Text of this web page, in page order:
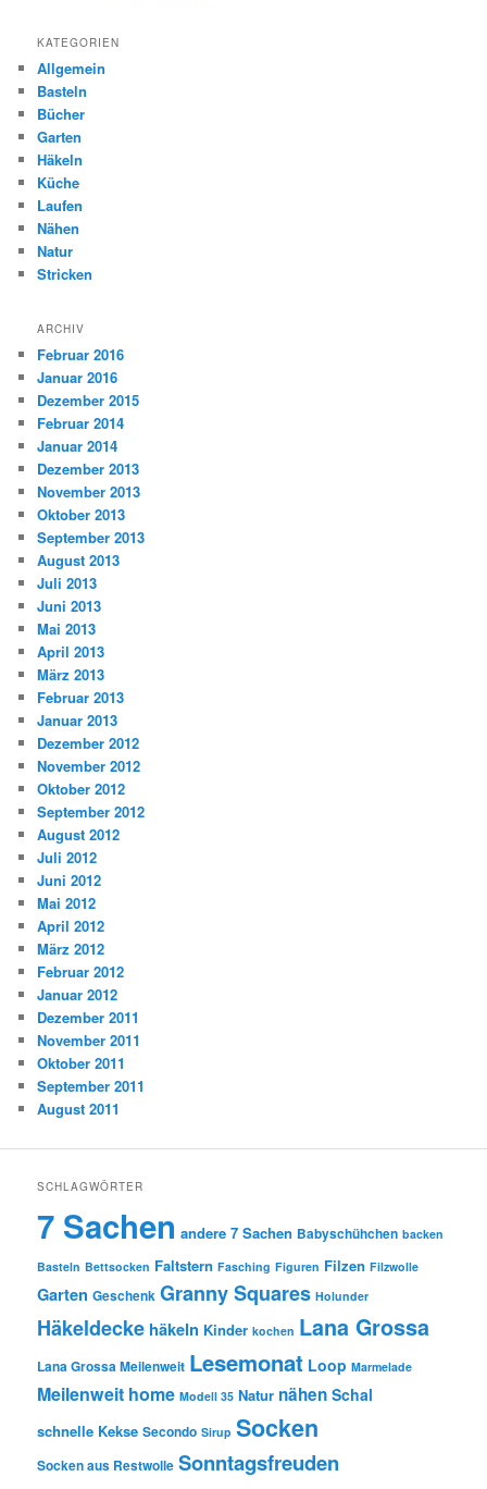
KATEGORIEN
Allgemein
Basteln
Bücher
Garten
Häkeln
Küche
Laufen
Nähen
Natur
Stricken
ARCHIV
Februar 2016
Januar 2016
Dezember 2015
Februar 2014
Januar 2014
Dezember 2013
November 2013
Oktober 2013
September 2013
August 2013
Juli 2013
Juni 2013
Mai 2013
April 2013
März 2013
Februar 2013
Januar 2013
Dezember 2012
November 2012
Oktober 2012
September 2012
August 2012
Juli 2012
Juni 2012
Mai 2012
April 2012
März 2012
Februar 2012
Januar 2012
Dezember 2011
November 2011
Oktober 2011
September 2011
August 2011
SCHLAGWÖRTER
7 Sachen andere 7 Sachen Babyschühchen backen
Basteln Bettsocken Faltstern Fasching Figuren Filzen Filzwolle
Garten Geschenk Granny Squares Holunder
Häkeldecke häkeln Kinder kochen Lana Grossa
Lana Grossa Meilenweit Lesemonat Loop Marmelade
Meilenweit home Modell 35 Natur nähen Schal
schnelle Kekse Secondo Sirup Socken
Socken aus Restwolle Sonntagsfreuden